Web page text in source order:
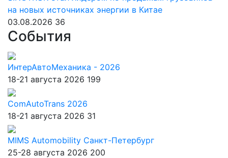
на новых источниках энергии в Китае
03.08.2026 36
События
ИнтерАвтоМеханика - 2026
18-21 августа 2026 199
ComAutoTrans 2026
18-21 августа 2026 31
MIMS Automobility Санкт-Петербург
25-28 августа 2026 200